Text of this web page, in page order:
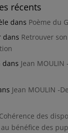
récents
dans Poème du
dans Retrouver
dans Jean
Jean MOULIN -
Cohérence des
bénéfice des